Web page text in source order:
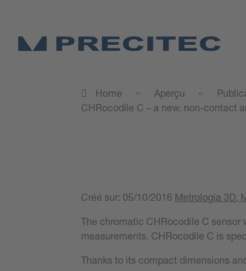
Home Aperçu
CHRocodile C – a new, non-contact
Créé sur: 05/10/2016 Metrologia 3D,
The chromatic CHRocodile C
measurements. CHRocodile C is
Thanks to its compact dimensions